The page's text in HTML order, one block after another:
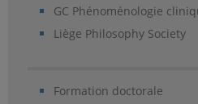
GC Phénoménologie
Liège Philosophy Society
Formation doctorale